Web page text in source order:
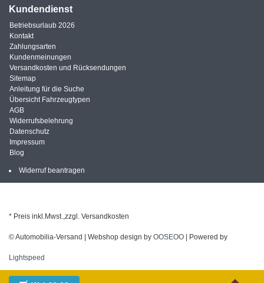
Kundendienst
Betriebsurlaub 2026
Kontakt
Zahlungsarten
Kundenmeinungen
Versandkosten und Rücksendungen
Sitemap
Anleitung für die Suche
Übersicht Fahrzeugtypen
AGB
Widerrufsbelehrung
Datenschutz
Impressum
Blog
Widerruf beantragen
* Preis inkl.Mwst.,zzgl. Versandkosten
© Automobilia-Versand | Webshop design by OOSEOO | Powered by
Lightspeed